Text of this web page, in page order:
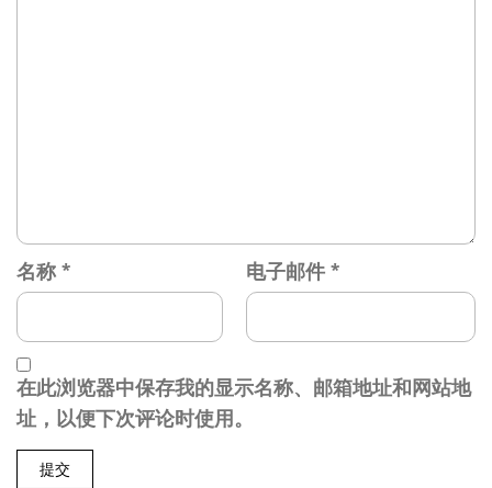
名称 * 电子邮件 *
在此浏览器中保存我的显示名称、邮箱地址和网站地
址，以便下次评论时使用。